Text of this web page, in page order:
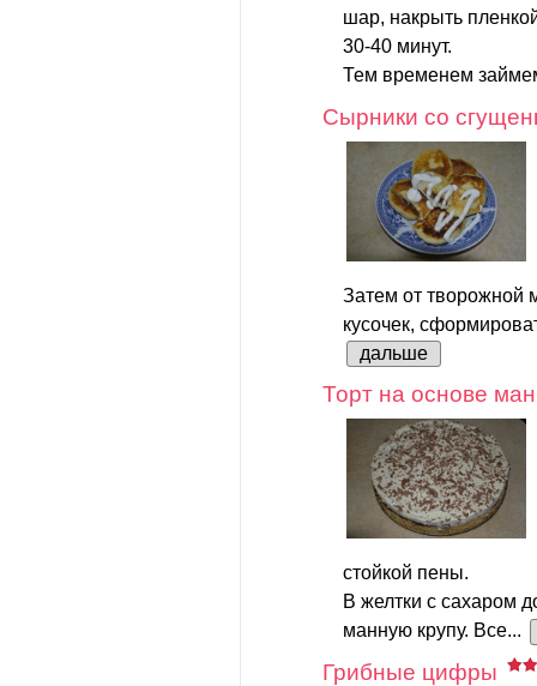
шар, накрыть
30-40 минут.
Тем временем
Сырники со
Затем от творожной
кусочек,
дальше
Торт на основе
стойкой пены.
В желтки с сахаром
манную крупу. Все...
Грибные цифры